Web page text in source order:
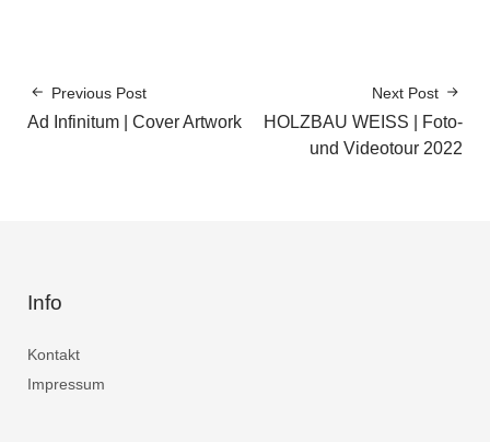
Previous Post
Ad Infinitum | Cover Artwork
Next Post
HOLZBAU WEISS | Foto-
und Videotour 2022
Info
Kontakt
Impressum